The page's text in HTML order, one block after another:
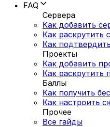
FAQ
Сервера
Как добавить
Как раскрутить
Как
Проекты
Как добавить
Как раскрутить
Баллы
Как получить
Как настроить
Прочее
Все гайды